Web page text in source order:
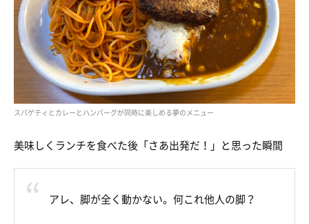
スパゲティとカレーとハンバーグが同時に楽しめる夢のメニュー
美味しくランチを食べた後「さあ出発だ！」と思った瞬間
アレ、脚が全く動かない。何これ他人の脚？